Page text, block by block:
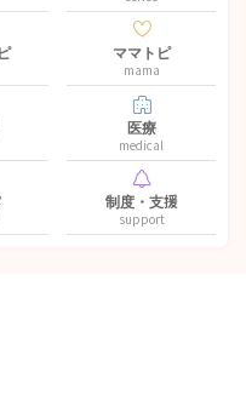
ママトピ
mama
医療
medical
制度・支援
support